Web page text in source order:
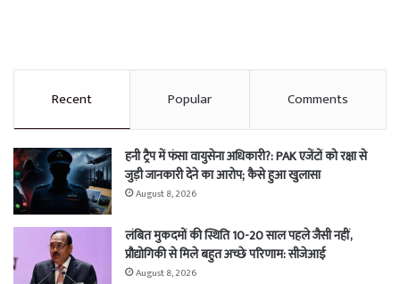
Recent Popular Comments
हनी ट्रैप में फंसा वायुसेना अधिकारी?: PAK एजेंटों को रक्षा से
जुड़ी जानकारी देने का आरोप; कैसे हुआ खुलासा
August 8, 2026
लंबित मुकदमों की स्थिति 10-20 साल पहले जैसी नहीं,
प्रौद्योगिकी से मिले बहुत अच्छे परिणाम: सीजेआई
August 8, 2026